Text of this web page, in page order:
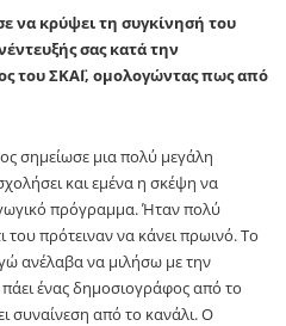
να κρύψει τη συγκίνησή του
σας κατά την
του ΣΚΑΪ, ομολογώντας πως από
σημείωσε μια πολύ μεγάλη
και εμένα η σκέψη να
πρόγραμμα. Ήταν πολύ
πρότειναν να κάνει πρωινό. Το
ανέλαβα να μιλήσω με την
πάει ένας δημοσιογράφος από το
συναίνεση από το κανάλι. Ο